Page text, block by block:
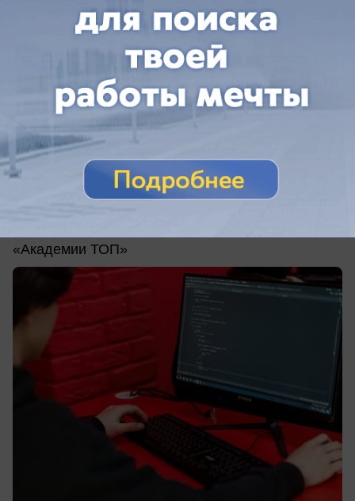
вчера в 15:45
Общество
Как россияне выбирают ИТ-вузы в 2026
году: главные цифры и тренды
Что важно абитуриентам и родителям при
«Академии ТОП»